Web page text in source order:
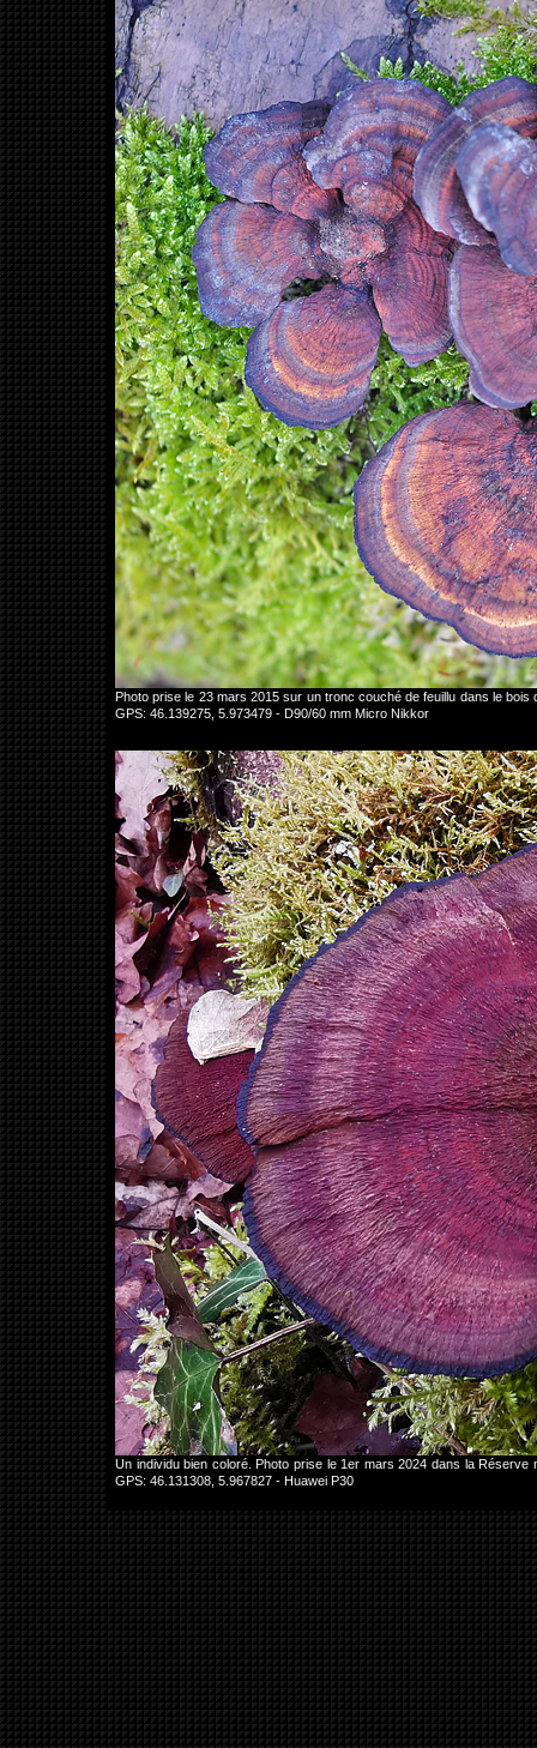
Photo prise le 23 mars 2015 sur un tronc couché de feuillu dans le
GPS: 46.139275, 5.973479 - D90/60 mm Micro Nikkor
Un individu bien coloré. Photo prise le 1er mars 2024 dans la
GPS: 46.131308, 5.967827 - Huawei P30